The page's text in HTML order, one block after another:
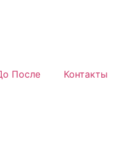
После Контакты